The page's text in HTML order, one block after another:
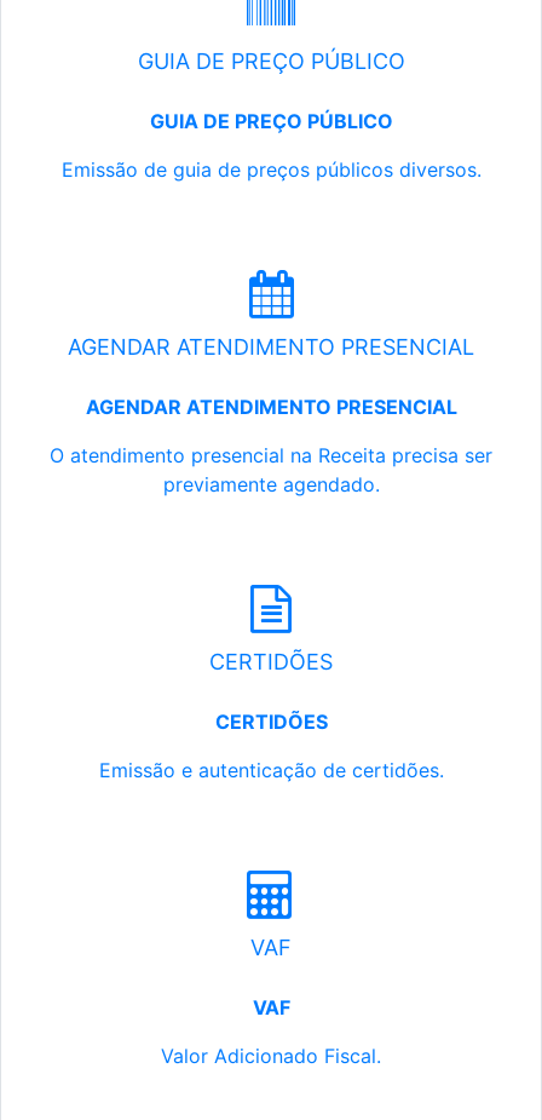
GUIA DE PREÇO PÚBLICO
GUIA DE PREÇO PÚBLICO
Emissão de guia de preços públicos diversos.
AGENDAR ATENDIMENTO PRESENCIAL
AGENDAR ATENDIMENTO PRESENCIAL
O atendimento presencial na Receita precisa ser
previamente agendado.
CERTIDÕES
CERTIDÕES
Emissão e autenticação de certidões.
VAF
VAF
Valor Adicionado Fiscal.